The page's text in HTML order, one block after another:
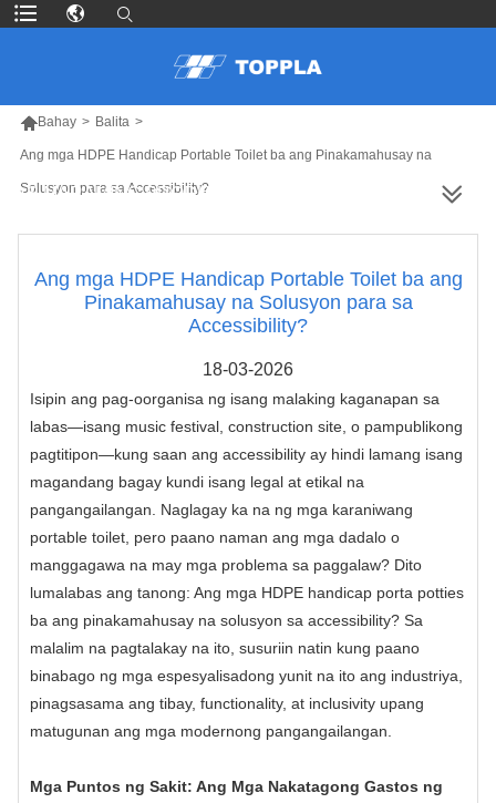
Bahay > Balita >
Ang mga HDPE Handicap Portable Toilet ba ang Pinakamahusay na
Solusyon para sa Accessibility?
MAS MARAMING PRODUKTO
Ang mga HDPE Handicap Portable Toilet ba ang
Pinakamahusay na Solusyon para sa
Accessibility?
18-03-2026
Isipin ang pag-oorganisa ng isang malaking kaganapan sa
labas—isang music festival, construction site, o pampublikong
pagtitipon—kung saan ang accessibility ay hindi lamang isang
magandang bagay kundi isang legal at etikal na
pangangailangan. Naglagay ka na ng mga karaniwang
portable toilet, pero paano naman ang mga dadalo o
manggagawa na may mga problema sa paggalaw? Dito
lumalabas ang tanong: Ang mga HDPE handicap porta potties
ba ang pinakamahusay na solusyon sa accessibility? Sa
malalim na pagtalakay na ito, susuriin natin kung paano
binabago ng mga espesyalisadong yunit na ito ang industriya,
pinagsasama ang tibay, functionality, at inclusivity upang
matugunan ang mga modernong pangangailangan.
Mga Puntos ng Sakit: Ang Mga Nakatagong Gastos ng